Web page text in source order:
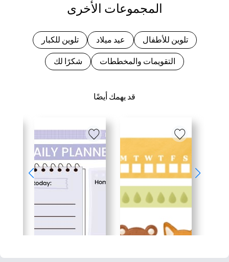
قد يهمك أيضًا
المجموعات الأخرى
تلوين للأطفال عيد ميلاد تلوين للكبار
التقويمات والمخططات شكرًا لك